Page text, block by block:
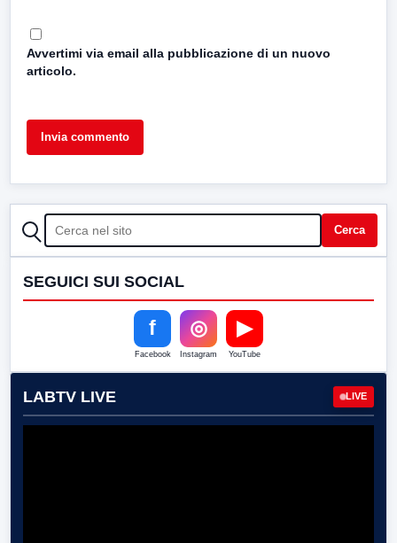
Avvertimi via email alla pubblicazione di un nuovo
articolo.
CERCA Cerca
SEGUICI SUI SOCIAL
f
Facebook
◎
Instagram
▶
YouTube
LABTV LIVE LIVE